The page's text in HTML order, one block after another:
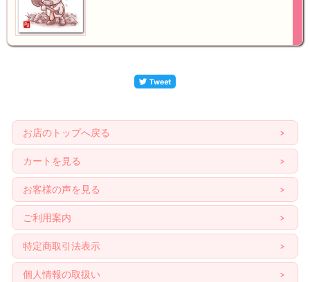
お店のトップへ戻る
カートを見る
お客様の声を見る
ご利用案内
特定商取引法表示
個人情報の取扱い